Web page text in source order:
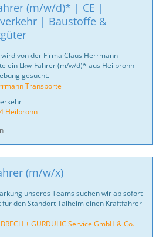
(m/w/d)* | CE |
| Baustoffe &
von der Firma Claus Herrmann
ein Lkw-Fahrer (m/w/d)* aus Heilbronn
gesucht.
Transporte
Heilbronn
(m/w/x)
unseres Teams suchen wir ab sofort
für den Standort Talheim einen Kraftfahrer
+ GURDULIC Service GmbH & Co.